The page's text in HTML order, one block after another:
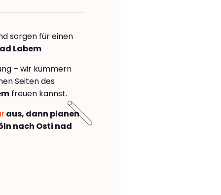
sorgen für einen
Labem
– wir kümmern
Seiten des
freuen kannst.
aus, dann planen
nach Osti nad